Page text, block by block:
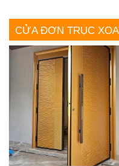
CỬA ĐƠN TRỤC